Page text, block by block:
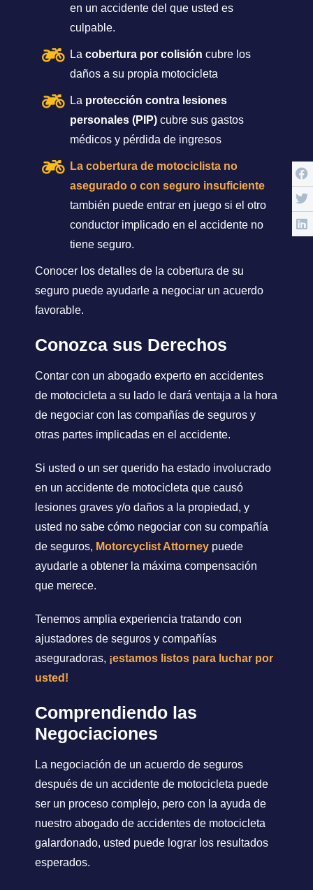
en un accidente del que usted es
culpable.
La cobertura por colisión cubre los
daños a su propia motocicleta
La protección contra lesiones
personales (PIP) cubre sus gastos
médicos y pérdida de ingresos
La cobertura de motociclista no
asegurado o con seguro insuficiente
también puede entrar en juego si el otro
conductor implicado en el accidente no
tiene seguro.
Conocer los detalles de la cobertura de su
seguro puede ayudarle a negociar un acuerdo
favorable.
Conozca sus Derechos
Contar con un abogado experto en accidentes
de motocicleta a su lado le dará ventaja a la hora
de negociar con las compañías de seguros y
otras partes implicadas en el accidente.
Si usted o un ser querido ha estado involucrado
en un accidente de motocicleta que causó
lesiones graves y/o daños a la propiedad, y
usted no sabe cómo negociar con su compañía
de seguros, Motorcyclist Attorney puede
ayudarle a obtener la máxima compensación
que merece.
Tenemos amplia experiencia tratando con
ajustadores de seguros y compañías
aseguradoras, ¡estamos listos para luchar por
usted!
Comprendiendo las
Negociaciones
La negociación de un acuerdo de seguros
después de un accidente de motocicleta puede
ser un proceso complejo, pero con la ayuda de
nuestro abogado de accidentes de motocicleta
galardonado, usted puede lograr los resultados
esperados.